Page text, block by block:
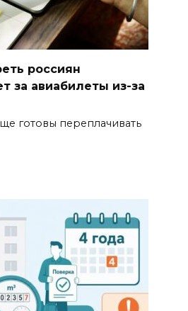
россиян
за авиабилеты из-за
готовы переплачивать